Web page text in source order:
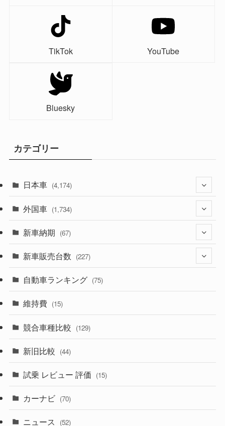
TikTok YouTube
Bluesky
カテゴリー
日本車 (4,174)
(1,321)
(329)
(526)
(357)
(328)
(194)
(230)
(253)
外国車 (1,734)
(242)
(85)
(84)
(14)
(222)
(50)
(58)
新車納期 (67)
(28)
(8)
(3)
(3)
(5)
(1)
新車販売台数 (227)
(21)
(5)
(7)
(5)
自動車ランキング (75)
維持費 (15)
競合車種比較 (129)
新旧比較 (44)
試乗 レビュー 評価 (15)
カーナビ (70)
ニュース (52)